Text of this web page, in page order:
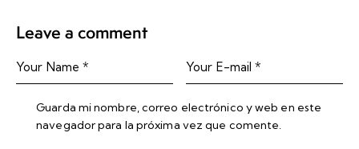
Leave a comment
Guarda mi nombre, correo electrónico y web en este
navegador para la próxima vez que comente.